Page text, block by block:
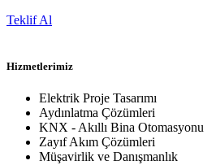
Teklif Al
Hizmetlerimiz
Elektrik Proje Tasarımı
Aydınlatma Çözümleri
KNX - Akıllı Bina Otomasyonu
Zayıf Akım Çözümleri
Müşavirlik ve Danışmanlık